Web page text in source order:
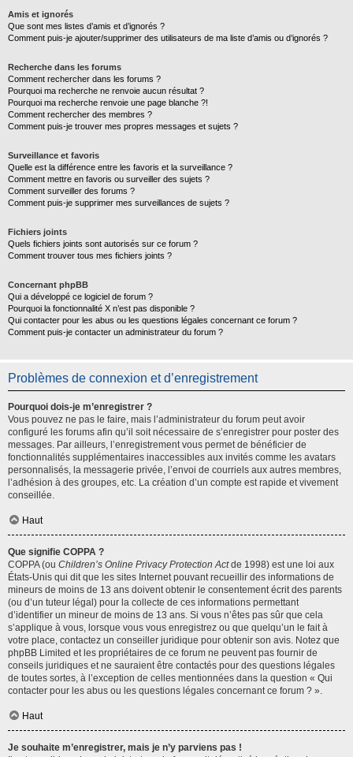
Amis et ignorés
Que sont mes listes d’amis et d’ignorés ?
Comment puis-je ajouter/supprimer des utilisateurs de ma liste d’amis ou d’ignorés ?
Recherche dans les forums
Comment rechercher dans les forums ?
Pourquoi ma recherche ne renvoie aucun résultat ?
Pourquoi ma recherche renvoie une page blanche ?!
Comment rechercher des membres ?
Comment puis-je trouver mes propres messages et sujets ?
Surveillance et favoris
Quelle est la différence entre les favoris et la surveillance ?
Comment mettre en favoris ou surveiller des sujets ?
Comment surveiller des forums ?
Comment puis-je supprimer mes surveillances de sujets ?
Fichiers joints
Quels fichiers joints sont autorisés sur ce forum ?
Comment trouver tous mes fichiers joints ?
Concernant phpBB
Qui a développé ce logiciel de forum ?
Pourquoi la fonctionnalité X n’est pas disponible ?
Qui contacter pour les abus ou les questions légales concernant ce forum ?
Comment puis-je contacter un administrateur du forum ?
Problèmes de connexion et d’enregistrement
Pourquoi dois-je m’enregistrer ?
Vous pouvez ne pas le faire, mais l’administrateur du forum peut avoir
configuré les forums afin qu’il soit nécessaire de s’enregistrer pour poster des
messages. Par ailleurs, l’enregistrement vous permet de bénéficier de
fonctionnalités supplémentaires inaccessibles aux invités comme les avatars
personnalisés, la messagerie privée, l’envoi de courriels aux autres membres,
l’adhésion à des groupes, etc. La création d’un compte est rapide et vivement
conseillée.
Haut
Que signifie COPPA ?
COPPA (ou Children’s Online Privacy Protection Actde 1998) est une loi aux
États-Unis qui dit que les sites Internet pouvant recueillir des informations de
mineurs de moins de 13 ans doivent obtenir le consentement écrit des parents
(ou d’un tuteur légal) pour la collecte de ces informations permettant
d’identifier un mineur de moins de 13 ans. Si vous n’êtes pas sûr que cela
s’applique à vous, lorsque vous vous enregistrez ou que quelqu’un le fait à
votre place, contactez un conseiller juridique pour obtenir son avis. Notez que
phpBB Limited et les propriétaires de ce forum ne peuvent pas fournir de
conseils juridiques et ne sauraient être contactés pour des questions légales
de toutes sortes, à l’exception de celles mentionnées dans la question « Qui
contacter pour les abus ou les questions légales concernant ce forum ? ».
Haut
Je souhaite m’enregistrer, mais je n’y parviens pas !